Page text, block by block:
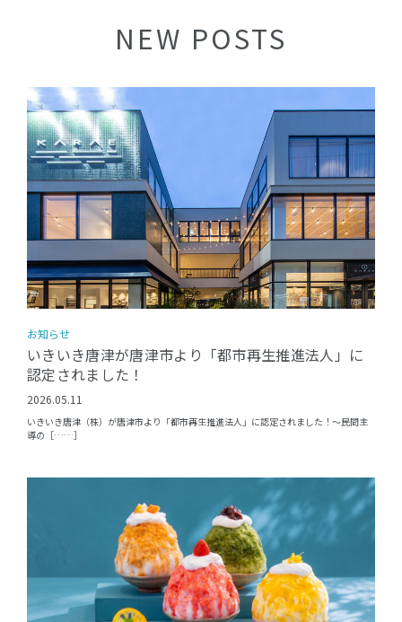
NEW POSTS
お知らせ
いきいき唐津が唐津市より「都市再生推進法人」に
認定されました！
2026.05.11
いきいき唐津（株）が唐津市より「都市再生推進法人」に認定されました！〜民間主
導の［……］